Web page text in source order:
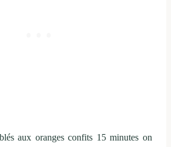
aux oranges confits 15 minutes on